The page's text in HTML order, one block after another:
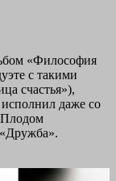
«Философия
с такими
счастья»),
даже со